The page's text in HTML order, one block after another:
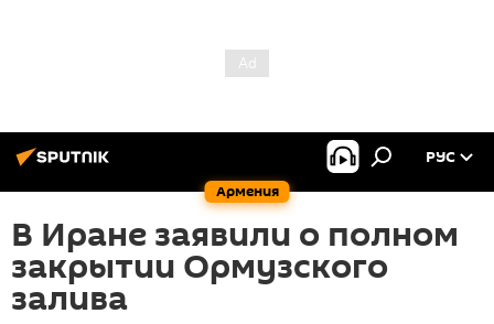
Армения
РУС
В Иране заявили о полном
закрытии Ормузского
залива